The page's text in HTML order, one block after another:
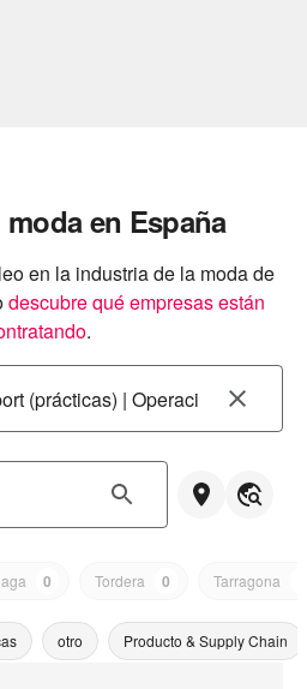
en España
en la industria de la moda de
descubre qué empresas están
.
0 Tordera 0 Tarragona
otro Producto & Supply Chain